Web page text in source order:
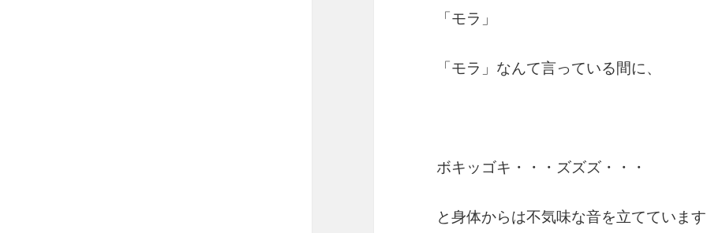
「モラ」
「モラ」なんて言っている間に、
ボキッゴキ・・・ズズズ・・・
と身体からは不気味な音を立てていま